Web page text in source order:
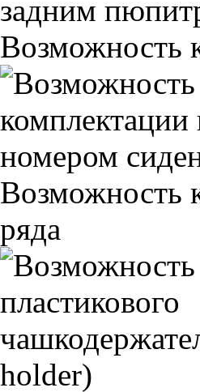
Возможность
Возможность
ряда